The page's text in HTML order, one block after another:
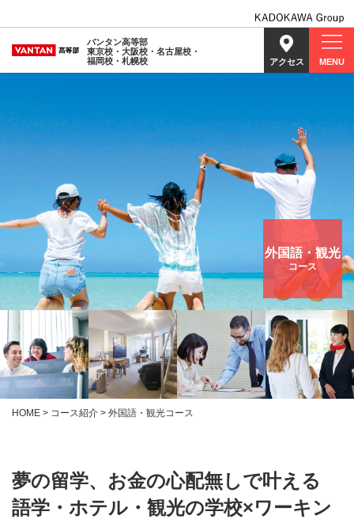
バンタン高等部
東京校・大阪校・名古屋校・
福岡校・札幌校
MENU
アクセス
外国語・観光
コース
HOME > コース紹介 > 外国語・観光コース
夢の留学、お金の心配無しで叶える
語学・ホテル・観光の学校×ワーキン